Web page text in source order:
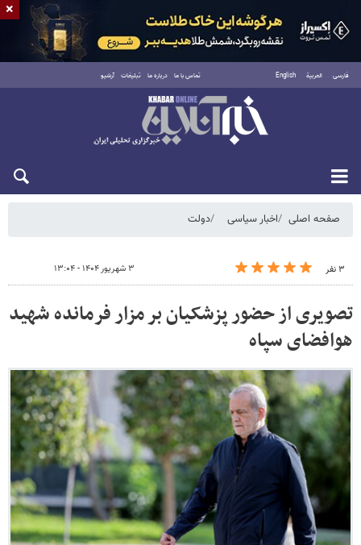
فارسی العربية English تماس با ما درباره ما تبلیغات آرشیو
شنبه ۱۷ مرداد ۱۴۰۵
صفحه اصلی اخبار سیاسی دولت
۳ نفر ۳ شهریور ۱۴۰۴ - ۱۳:۰۴
تصویری از حضور پزشکیان بر مزار فرمانده شهید
هوافضای سپاه
×